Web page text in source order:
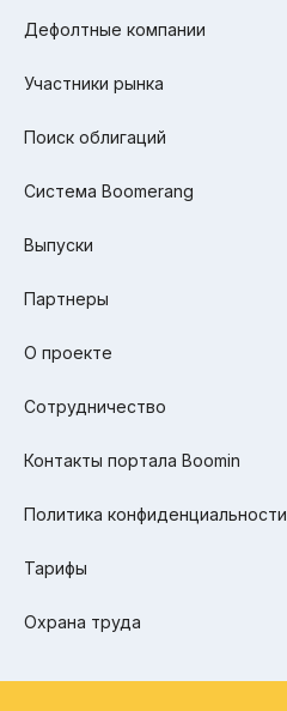
Дефолтные компании
Участники рынка
Поиск облигаций
Система Boomerang
Выпуски
Партнеры
О проекте
Сотрудничество
Контакты портала Boomin
Политика конфиденциальности
Тарифы
Охрана труда